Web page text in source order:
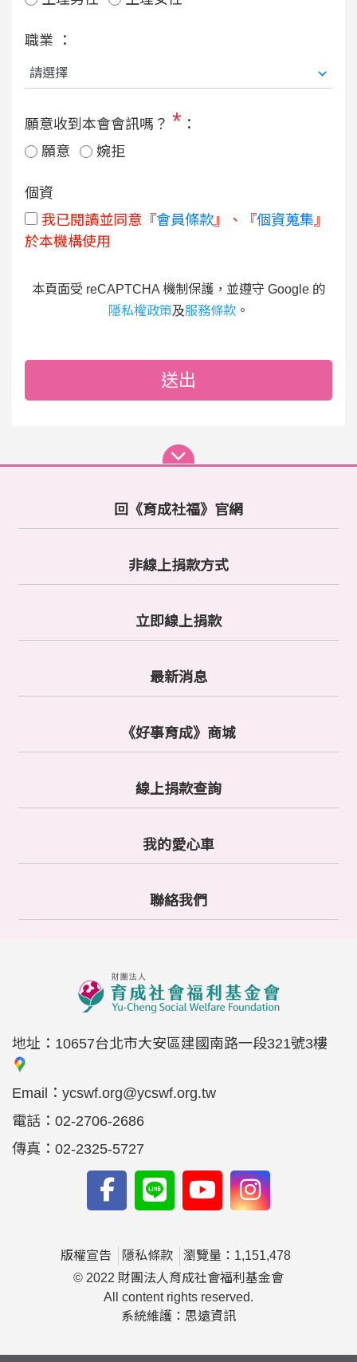
職業 ：
願意收到本會會訊嗎？ * ：
願意
婉拒
個資
我已閱讀並同意『會員條款』、『個資蒐集』
於本機構使用
本頁面受 reCAPTCHA 機制保護，並遵守 Google 的
隱私權政策及服務條款 。
送出
回《育成社福》官網
非線上捐款方式
立即線上捐款
最新消息
《好事育成》商城
線上捐款查詢
我的愛心車
聯絡我們
地址： 10657台北市大安區建國南路一段321號3樓
Email： ycswf.org@ycswf.org.tw
電話： 02-2706-2686
傳真： 02-2325-5727
版權宣告 隱私條款
瀏覽量：1,151,478
© 2022 財團法人育成社會福利基金會
All content rights reserved.
系統維護：思遠資訊